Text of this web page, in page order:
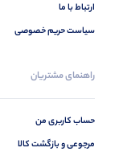
ارتباط با ما
سیاست حریم خصوصی
راهنمای مشتریان
حساب کاربری من
مرجوعی و بازگشت کالا